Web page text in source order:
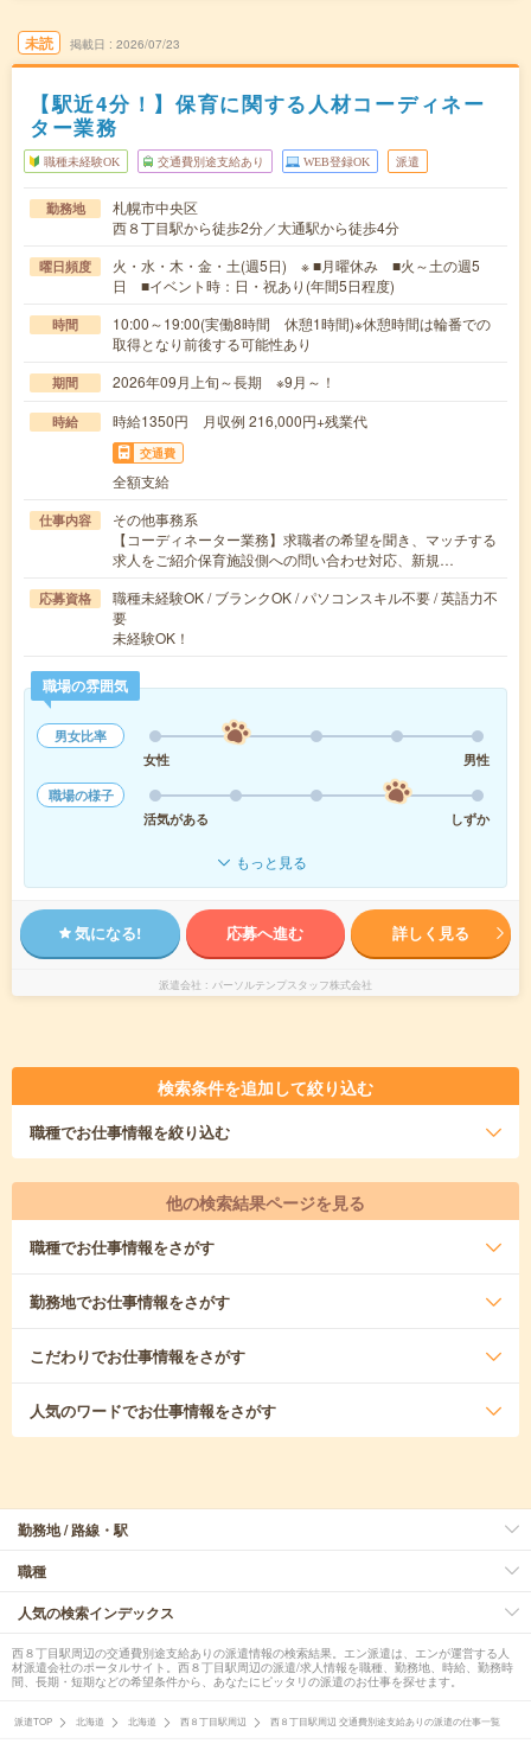
未読 掲載日 2026/07/23
【駅近4分！】保育に関する人材コーディネー
ター業務
職種未経験OK 交通費別途支給あり WEB登録OK 派遣
勤務地
札幌市中央区
西８丁目駅から徒歩2分／大通駅から徒歩4分
曜日頻度
火・水・木・金・土(週5日) ※ ■月曜休み ■火～土の週5
日 ■イベント時：日・祝あり(年間5日程度)
時間
10:00～19:00(実働8時間 休憩1時間)※休憩時間は輪番での
取得となり前後する可能性あり
期間 2026年09月上旬～長期 ※9月～！
時給 時給1350円 月収例 216,000円+残業代
交通費
全額支給
仕事内容
その他事務系
【コーディネーター業務】求職者の希望を聞き、マッチする
求人をご紹介保育施設側への問い合わせ対応、新規…
応募資格
職種未経験OK / ブランクOK / パソコンスキル不要 / 英語力不
要
未経験OK！
職場の雰囲気
男女比率
女性
男性
職場の様子
活気がある
しずか
もっと見る
気になる! 応募へ進む 詳しく見る
派遣会社 パーソルテンプスタッフ株式会社
検索条件を追加して絞り込む
職種でお仕事情報を絞り込む
他の検索結果ページを見る
職種でお仕事情報をさがす
勤務地でお仕事情報をさがす
こだわりでお仕事情報をさがす
人気のワードでお仕事情報をさがす
勤務地 / 路線・駅
職種
人気の検索インデックス
西８丁目駅周辺の交通費別途支給ありの派遣情報の検索結果。エン派遣は、エンが運営する人
材派遣会社のポータルサイト。西８丁目駅周辺の派遣/求人情報を職種、勤務地、時給、勤務時
間、長期・短期などの希望条件から、あなたにピッタリの派遣のお仕事を探せます。
派遣TOP 北海道 北海道 西８丁目駅周辺 西８丁目駅周辺 交通費別途支給ありの派遣の仕事一覧